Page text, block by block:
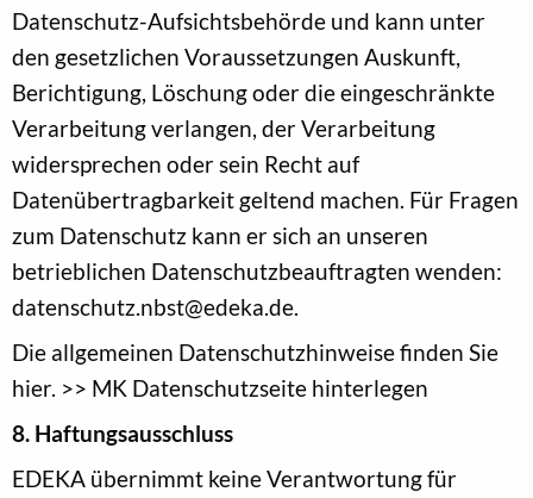
Datenschutz-Aufsichtsbehörde und kann unter
den gesetzlichen Voraussetzungen Auskunft,
Berichtigung, Löschung oder die eingeschränkte
Verarbeitung verlangen, der Verarbeitung
widersprechen oder sein Recht auf
Datenübertragbarkeit geltend machen. Für Fragen
zum Datenschutz kann er sich an unseren
betrieblichen Datenschutzbeauftragten wenden:
datenschutz.nbst@edeka.de.
Die allgemeinen Datenschutzhinweise finden Sie
hier. >> MK Datenschutzseite hinterlegen
8. Haftungsausschluss
EDEKA übernimmt keine Verantwortung für